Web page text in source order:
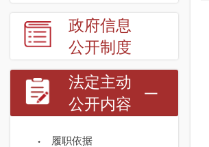
政府信息
公开制度
法定主动
公开内容
履职依据